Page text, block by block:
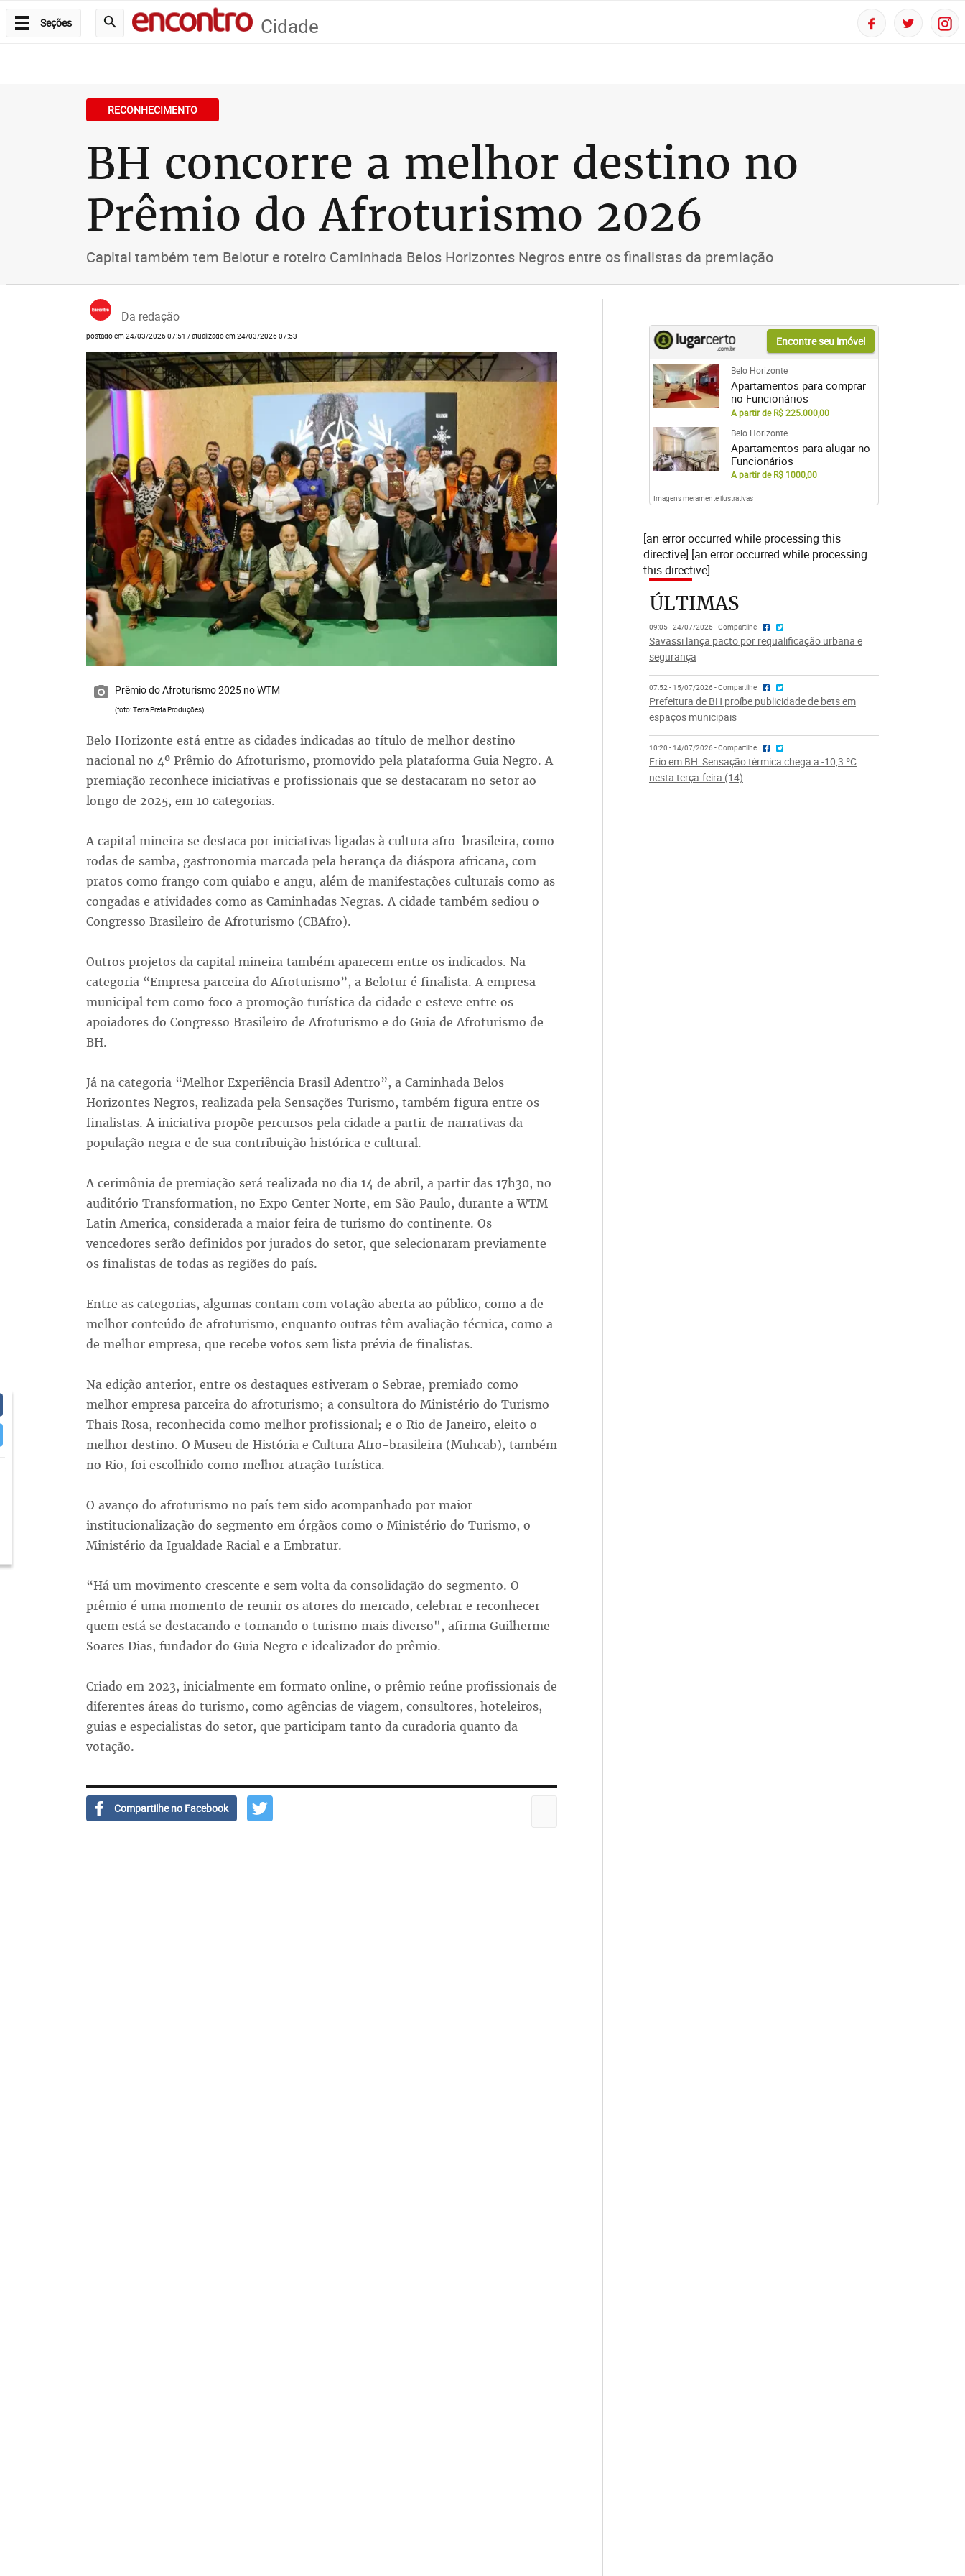
Seções Cidade
RECONHECIMENTO
BH concorre a melhor destino no
Prêmio do Afroturismo 2026
Capital também tem Belotur e roteiro Caminhada Belos Horizontes Negros entre os finalistas da premiação
Da redação
postado em 24/03/2026 07:51 / atualizado em 24/03/2026 07:53
Prêmio do Afroturismo 2025 no WTM
(foto: Terra Preta Produções)
Belo Horizonte está entre as cidades indicadas ao título de melhor destino
nacional no 4º Prêmio do Afroturismo, promovido pela plataforma Guia Negro. A
premiação reconhece iniciativas e profissionais que se destacaram no setor ao
longo de 2025, em 10 categorias.
A capital mineira se destaca por iniciativas ligadas à cultura afro-brasileira, como
rodas de samba, gastronomia marcada pela herança da diáspora africana, com
pratos como frango com quiabo e angu, além de manifestações culturais como as
congadas e atividades como as Caminhadas Negras. A cidade também sediou o
Congresso Brasileiro de Afroturismo (CBAfro).
Outros projetos da capital mineira também aparecem entre os indicados. Na
categoria “Empresa parceira do Afroturismo”, a Belotur é finalista. A empresa
municipal tem como foco a promoção turística da cidade e esteve entre os
apoiadores do Congresso Brasileiro de Afroturismo e do Guia de Afroturismo de
BH.
Já na categoria “Melhor Experiência Brasil Adentro”, a Caminhada Belos
Horizontes Negros, realizada pela Sensações Turismo, também figura entre os
finalistas. A iniciativa propõe percursos pela cidade a partir de narrativas da
população negra e de sua contribuição histórica e cultural.
A cerimônia de premiação será realizada no dia 14 de abril, a partir das 17h30, no
auditório Transformation, no Expo Center Norte, em São Paulo, durante a WTM
Latin America, considerada a maior feira de turismo do continente. Os
vencedores serão definidos por jurados do setor, que selecionaram previamente
os finalistas de todas as regiões do país.
Entre as categorias, algumas contam com votação aberta ao público, como a de
melhor conteúdo de afroturismo, enquanto outras têm avaliação técnica, como a
de melhor empresa, que recebe votos sem lista prévia de finalistas.
Na edição anterior, entre os destaques estiveram o Sebrae, premiado como
melhor empresa parceira do afroturismo; a consultora do Ministério do Turismo
Thais Rosa, reconhecida como melhor profissional; e o Rio de Janeiro, eleito o
melhor destino. O Museu de História e Cultura Afro-brasileira (Muhcab), também
no Rio, foi escolhido como melhor atração turística.
O avanço do afroturismo no país tem sido acompanhado por maior
institucionalização do segmento em órgãos como o Ministério do Turismo, o
Ministério da Igualdade Racial e a Embratur.
“Há um movimento crescente e sem volta da consolidação do segmento. O
prêmio é uma momento de reunir os atores do mercado, celebrar e reconhecer
quem está se destacando e tornando o turismo mais diverso", afirma Guilherme
Soares Dias, fundador do Guia Negro e idealizador do prêmio.
Criado em 2023, inicialmente em formato online, o prêmio reúne profissionais de
diferentes áreas do turismo, como agências de viagem, consultores, hoteleiros,
guias e especialistas do setor, que participam tanto da curadoria quanto da
votação.
Compartilhe no Facebook
Encontre seu imóvel
Belo Horizonte
Apartamentos para comprar
no Funcionários
A partir de R$ 225.000,00
Belo Horizonte
Apartamentos para alugar no
Funcionários
A partir de R$ 1000,00
Imagens meramente ilustrativas
[an error occurred while processing this
directive] [an error occurred while processing
this directive]
ÚLTIMAS
09:05 - 24/07/2026 - Compartilhe
Savassi lança pacto por requalificação urbana e
segurança
07:52 - 15/07/2026 - Compartilhe
Prefeitura de BH proíbe publicidade de bets em
espaços municipais
10:20 - 14/07/2026 - Compartilhe
Frio em BH: Sensação térmica chega a -10,3 ºC
nesta terça-feira (14)